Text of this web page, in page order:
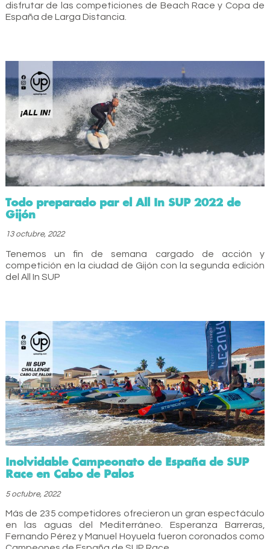
disfrutar de las competiciones de Beach Race y Copa de
España de Larga Distancia.
Todo preparado par el All In SUP 2022 de
Gijón
13 octubre, 2022
Tenemos un fin de semana cargado de acción y
competición en la ciudad de Gijón con la segunda edición
del All In SUP
Inolvidable Campeonato de España de SUP
Race en Cabo de Palos
5 octubre, 2022
Más de 235 competidores ofrecieron un gran espectáculo
en las aguas del Mediterráneo. Esperanza Barreras,
Fernando Pérez y Manuel Hoyuela fueron coronados como